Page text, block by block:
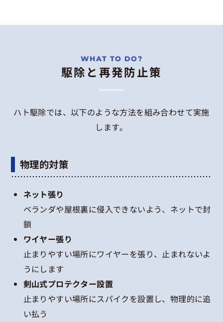
駆除と再発防止策
ハト駆除では、以下のような方法を組み合わせて実施
します。
物理的対策
ネット張り
ベランダや屋根裏に侵入できないよう、ネットで封
鎖
ワイヤー張り
止まりやすい場所にワイヤーを張り、止まれないよ
うにします
剣山式プロテクター設置
止まりやすい場所にスパイクを設置し、物理的に追
い払う